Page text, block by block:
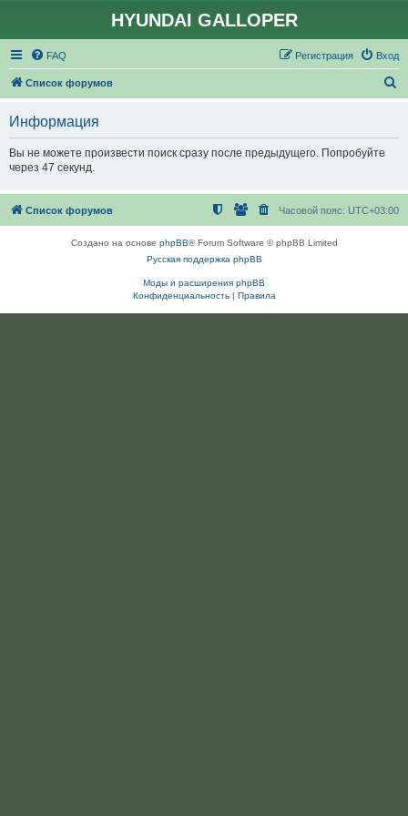
HYUNDAI GALLOPER
FAQ Вход
Регистрация
Список форумов
Информация
Вы не можете произвести поиск сразу после предыдущего. Попробуйте
через 47 секунд.
Список форумов Часовой пояс: UTC+03:00
Создано на основе phpBB® Forum Software © phpBB Limited
Русская поддержка phpBB
Моды и расширения phpBB
Конфиденциальность| Правила